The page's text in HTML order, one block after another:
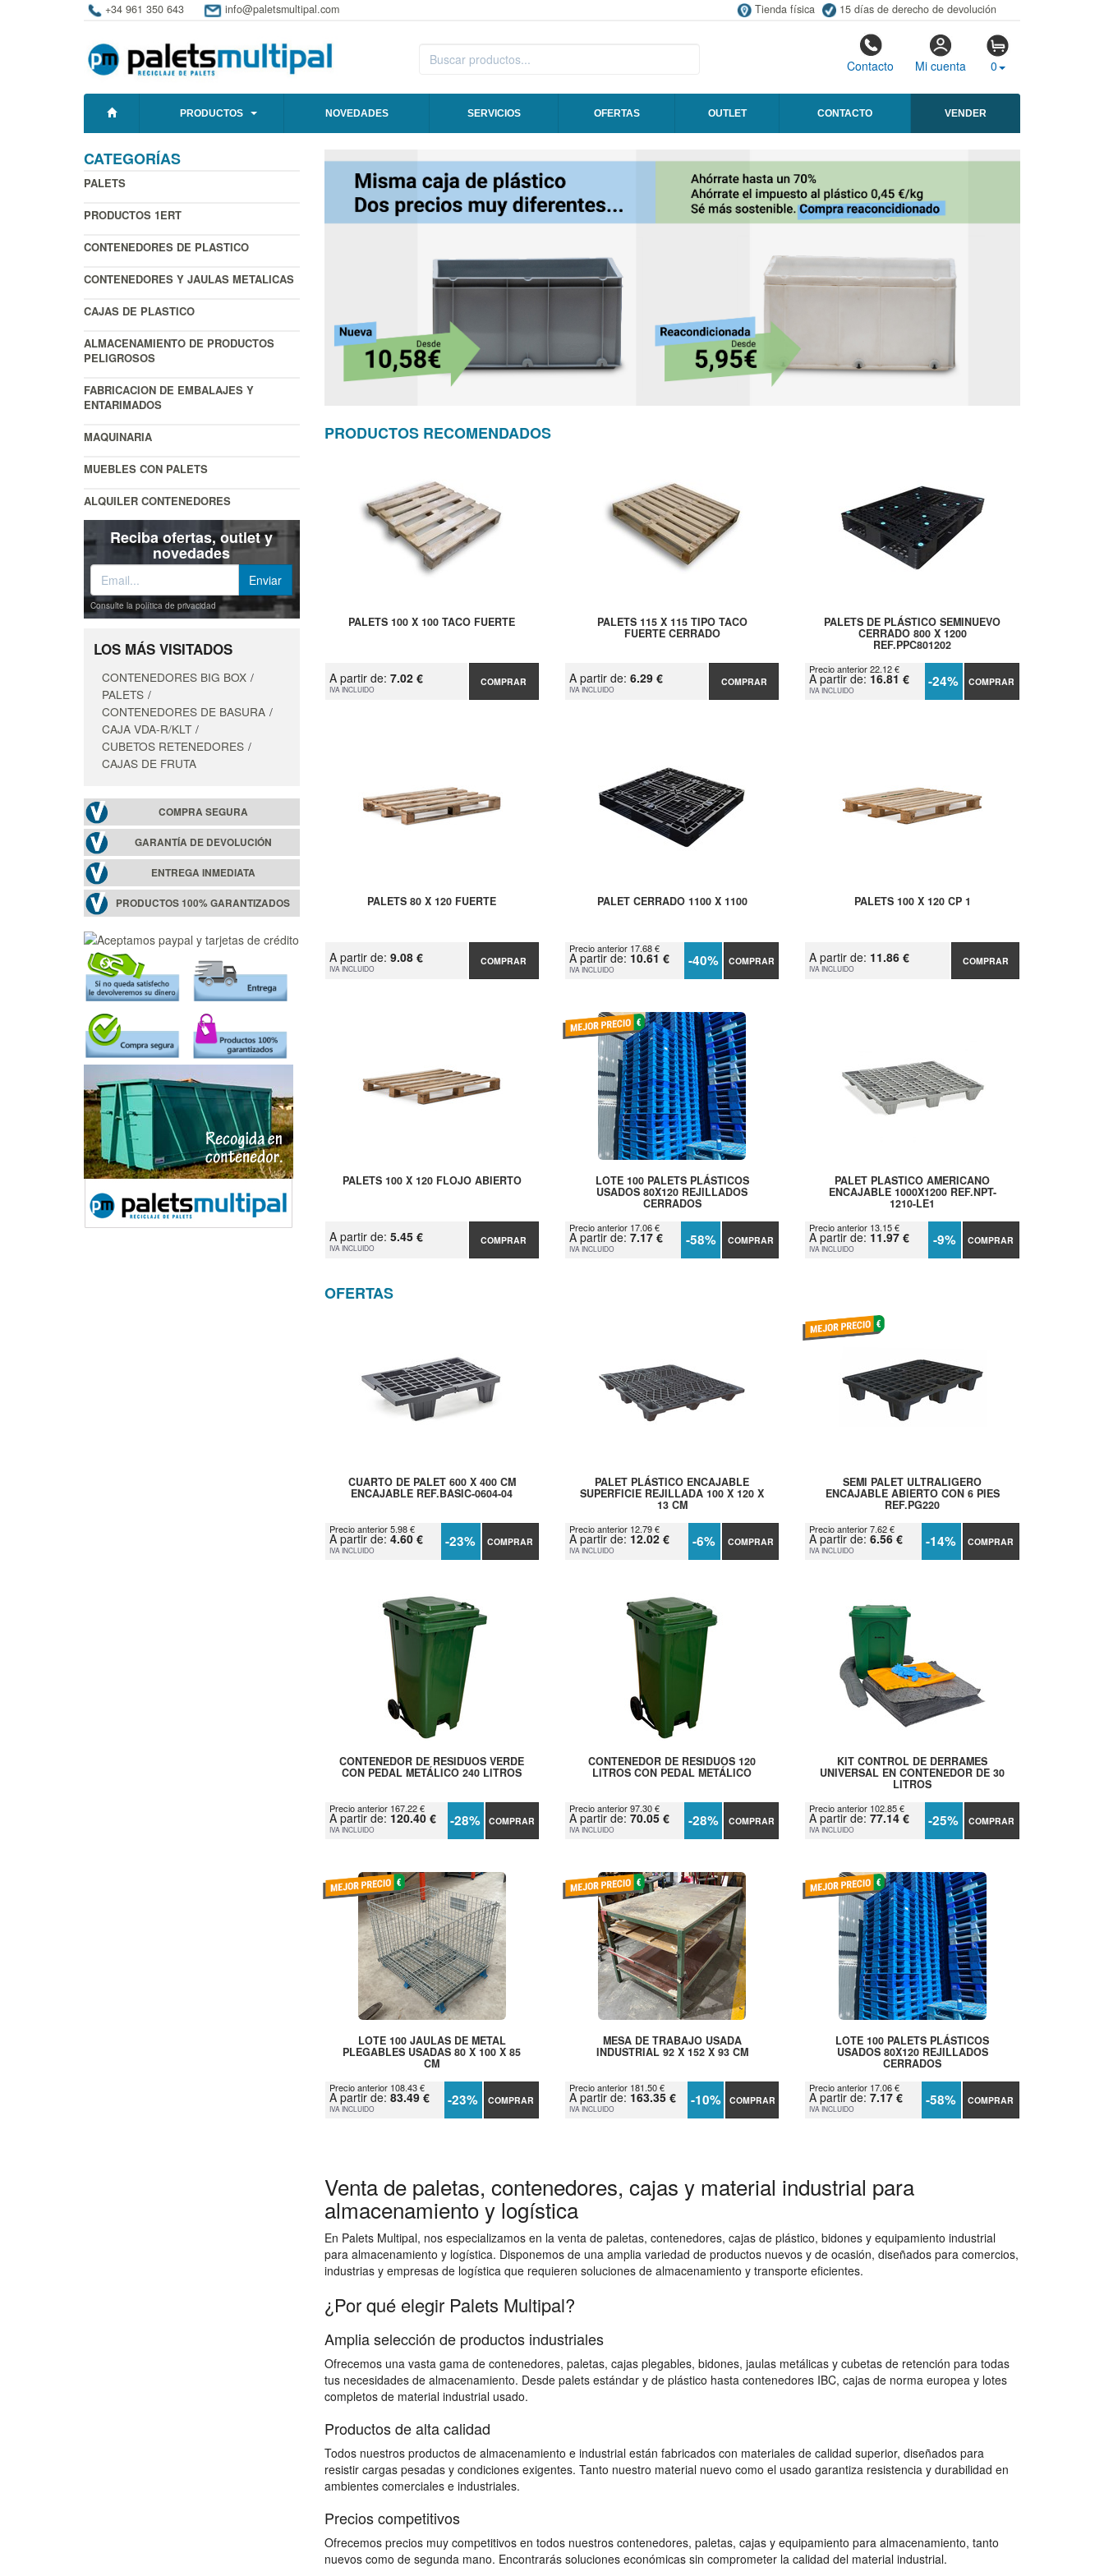
+34 961 350 643 info@paletsmultipal.com Tienda física 15 días de derecho de devolución
Contacto Mi cuenta 0
PRODUCTOS NOVEDADES SERVICIOS OFERTAS OUTLET CONTACTO VENDER
CATEGORÍAS
PALETS
PRODUCTOS 1ERT
CONTENEDORES DE PLASTICO
CONTENEDORES Y JAULAS METALICAS
CAJAS DE PLASTICO
ALMACENAMIENTO DE PRODUCTOS
PELIGROSOS
FABRICACION DE EMBALAJES Y
ENTARIMADOS
MAQUINARIA
MUEBLES CON PALETS
ALQUILER CONTENEDORES
Reciba ofertas, outlet y
novedades
Consulte la política de privacidad
LOS MÁS VISITADOS
CONTENEDORES BIG BOX
PALETS
CONTENEDORES DE BASURA
CAJA VDA-R/KLT
CUBETOS RETENEDORES
CAJAS DE FRUTA
COMPRA SEGURA
GARANTÍA DE DEVOLUCIÓN
ENTREGA INMEDIATA
PRODUCTOS 100% GARANTIZADOS
PRODUCTOS RECOMENDADOS
PALETS 100 X 100 TACO FUERTE
A partir de: 7.02 €
IVA INCLUIDO
COMPRAR
PALETS 115 X 115 TIPO TACO
FUERTE CERRADO
A partir de: 6.29 €
IVA INCLUIDO
COMPRAR
PALETS DE PLÁSTICO SEMINUEVO
CERRADO 800 X 1200
REF.PPC801202
Precio anterior 22.12 €
A partir de: 16.81 €
IVA INCLUIDO -24% COMPRAR
PALETS 80 X 120 FUERTE
A partir de: 9.08 €
IVA INCLUIDO
COMPRAR
PALET CERRADO 1100 X 1100
Precio anterior 17.68 €
A partir de: 10.61 €
IVA INCLUIDO -40% COMPRAR
PALETS 100 X 120 CP 1
A partir de: 11.86 €
IVA INCLUIDO
COMPRAR
PALETS 100 X 120 FLOJO ABIERTO
A partir de: 5.45 €
IVA INCLUIDO
COMPRAR
LOTE 100 PALETS PLÁSTICOS
USADOS 80X120 REJILLADOS
CERRADOS
Precio anterior 17.06 €
A partir de: 7.17 €
IVA INCLUIDO -58% COMPRAR
PALET PLASTICO AMERICANO
ENCAJABLE 1000X1200 REF.NPT-
1210-LE1
Precio anterior 13.15 €
A partir de: 11.97 €
IVA INCLUIDO -9% COMPRAR
OFERTAS
CUARTO DE PALET 600 X 400 CM
ENCAJABLE REF.BASIC-0604-04
Precio anterior 5.98 €
A partir de: 4.60 €
IVA INCLUIDO -23% COMPRAR
PALET PLÁSTICO ENCAJABLE
SUPERFICIE REJILLADA 100 X 120 X
13 CM
Precio anterior 12.79 €
A partir de: 12.02 €
IVA INCLUIDO -6% COMPRAR
SEMI PALET ULTRALIGERO
ENCAJABLE ABIERTO CON 6 PIES
REF.PG220
Precio anterior 7.62 €
A partir de:6.56 €
IVA INCLUIDO -14% COMPRAR
CONTENEDOR DE RESIDUOS VERDE
CON PEDAL METÁLICO 240 LITROS
Precio anterior 167.22 €
A partir de: 120.40 €
IVA INCLUIDO -28% COMPRAR
CONTENEDOR DE RESIDUOS 120
LITROS CON PEDAL METÁLICO
Precio anterior 97.30 €
A partir de: 70.05 €
IVA INCLUIDO -28% COMPRAR
KIT CONTROL DE DERRAMES
UNIVERSAL EN CONTENEDOR DE 30
LITROS
Precio anterior 102.85 €
A partir de:77.14 €
IVA INCLUIDO -25% COMPRAR
LOTE 100 JAULAS DE METAL
PLEGABLES USADAS 80 X 100 X 85
CM
Precio anterior 108.43 €
A partir de: 83.49 €
IVA INCLUIDO -23% COMPRAR
MESA DE TRABAJO USADA
INDUSTRIAL 92 X 152 X 93 CM
Precio anterior 181.50 €
A partir de: 163.35 €
IVA INCLUIDO -10% COMPRAR
LOTE 100 PALETS PLÁSTICOS
USADOS 80X120 REJILLADOS
CERRADOS
Precio anterior 17.06 €
A partir de:7.17 €
IVA INCLUIDO -58% COMPRAR
Venta de paletas, contenedores, cajas y material industrial para
almacenamiento y logística
En Palets Multipal, nos especializamos en la venta de paletas, contenedores, cajas de plástico, bidones y equipamiento industrial
para almacenamiento y logística. Disponemos de una amplia variedad de productos nuevos y de ocasión, diseñados para comercios,
industrias y empresas de logística que requieren soluciones de almacenamiento y transporte eficientes.
¿Por qué elegir Palets Multipal?
Amplia selección de productos industriales
Ofrecemos una vasta gama de contenedores, paletas, cajas plegables, bidones, jaulas metálicas y cubetas de retención para todas
tus necesidades de almacenamiento. Desde palets estándar y de plástico hasta contenedores IBC, cajas de norma europea y lotes
completos de material industrial usado.
Productos de alta calidad
Todos nuestros productos de almacenamiento e industrial están fabricados con materiales de calidad superior, diseñados para
resistir cargas pesadas y condiciones exigentes. Tanto nuestro material nuevo como el usado garantiza resistencia y durabilidad en
ambientes comerciales e industriales.
Precios competitivos
Ofrecemos precios muy competitivos en todos nuestros contenedores, paletas, cajas y equipamiento para almacenamiento, tanto
nuevos como de segunda mano. Encontrarás soluciones económicas sin comprometer la calidad del material industrial.